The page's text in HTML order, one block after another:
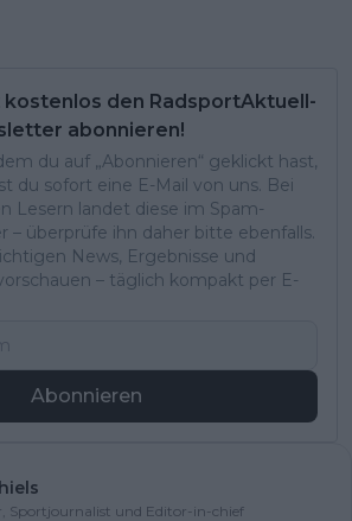
den RadsportAktuell-
abonnieren!
du auf „Abonnieren“ geklickt hast,
du sofort eine E-Mail von uns. Bei
Lesern landet diese im Spam-
– überprüfe ihn daher bitte ebenfalls.
News, Ergebnisse und
– täglich kompakt per E-
Abonnieren
Sportjournalist und Editor-in-chief